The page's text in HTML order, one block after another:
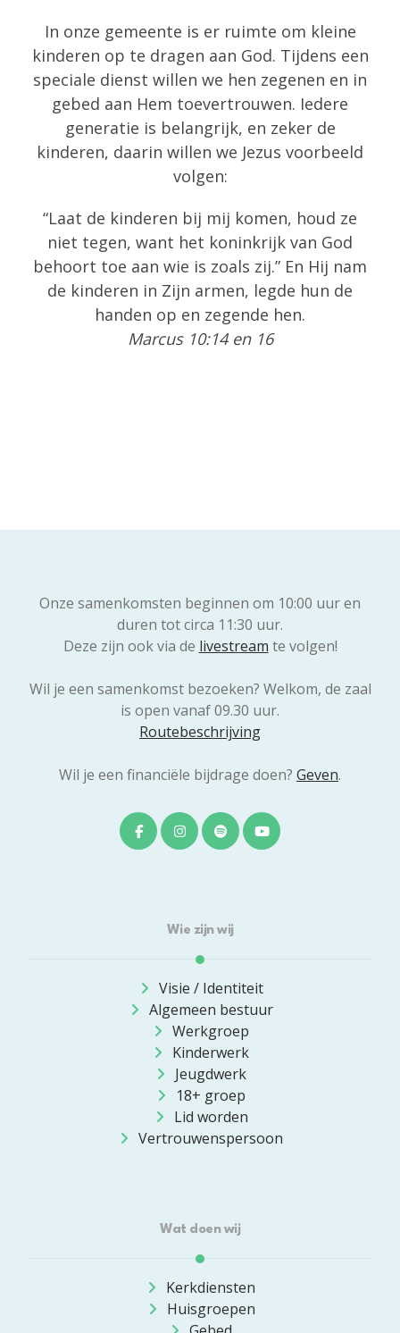
In onze gemeente is er ruimte om kleine
kinderen op te dragen aan God. Tijdens een
speciale dienst willen we hen zegenen en in
gebed aan Hem toevertrouwen. Iedere
generatie is belangrijk, en zeker de
kinderen, daarin willen we Jezus voorbeeld
volgen:
“Laat de kinderen bij mij komen, houd ze
niet tegen, want het koninkrijk van God
behoort toe aan wie is zoals zij.” En Hij nam
de kinderen in Zijn armen, legde hun de
handen op en zegende hen.
Marcus 10:14 en 16
Onze samenkomsten beginnen om 10:00 uur en
duren tot circa 11:30 uur.
Deze zijn ook via de livestream te volgen!
Wil je een samenkomst bezoeken? Welkom, de zaal
is open vanaf 09.30 uur.
Routebeschrijving
Wil je een financiële bijdrage doen? Geven.
Wie zijn wij
Visie / Identiteit
Algemeen bestuur
Werkgroep
Kinderwerk
Jeugdwerk
18+ groep
Lid worden
Vertrouwenspersoon
Wat doen wij
Kerkdiensten
Huisgroepen